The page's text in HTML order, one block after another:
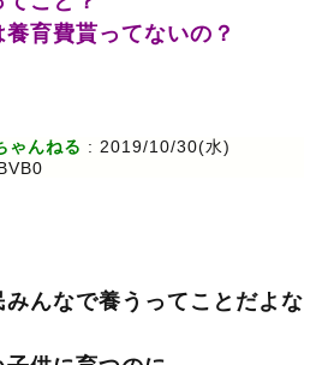
育費貰ってないの？
ゃんねる : 2019/10/30(水)
んなで養うってことだよな